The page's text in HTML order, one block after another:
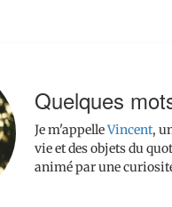
Quelques
Je m'appelleVincent,
vie et des objets du
animé par une